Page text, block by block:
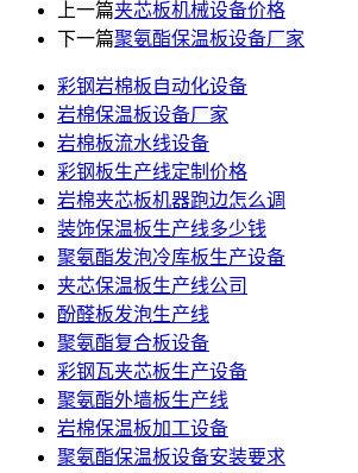
上一篇夹芯板机械设备价格
下一篇聚氨酯保温板设备厂家
彩钢岩棉板自动化设备
岩棉保温板设备厂家
岩棉板流水线设备
彩钢板生产线定制价格
岩棉夹芯板机器跑边怎么调
装饰保温板生产线多少钱
聚氨酯发泡冷库板生产设备
夹芯保温板生产线公司
酚醛板发泡生产线
聚氨酯复合板设备
彩钢瓦夹芯板生产设备
聚氨酯外墙板生产线
岩棉保温板加工设备
聚氨酯保温板设备安装要求